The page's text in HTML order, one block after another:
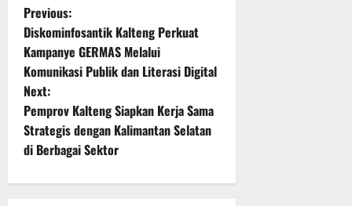
P
o
s
t
n
a
Previous:
Diskominfosantik Kalteng Perkuat
Kampanye GERMAS Melalui
Komunikasi Publik dan Literasi Digital
Next:
Pemprov Kalteng Siapkan Kerja Sama
Strategis dengan Kalimantan Selatan
di Berbagai Sektor